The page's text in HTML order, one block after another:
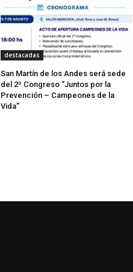
destacadas
San Martín de los Andes será sede
del 2º Congreso “Juntos por la
Prevención – Campeones de la
Vida”